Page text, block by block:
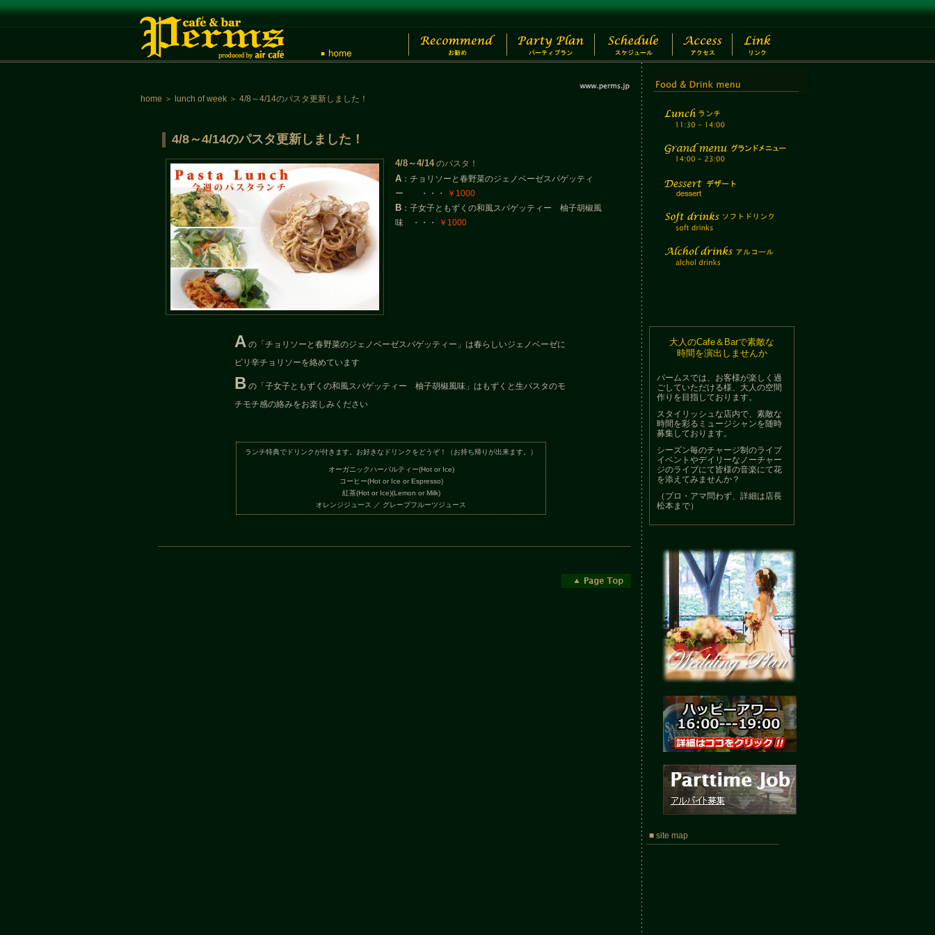
home ＞ lunch of week ＞ 4/8～4/14のパスタ更新しました！
4/8～4/14のパスタ更新しました！
4/8～4/14のパスタ！
A ：チョリソーと春野菜のジェノベーゼスパゲッティ
ー ・・・
￥1000
B ：子女子ともずくの和風スパゲッティー 柚子胡椒風
味 ・・・
￥1000
A の「チョリソーと春野菜のジェノベーゼスパゲッティー」は春らしいジェノベーゼに
ピリ辛チョリソーを絡めています
B の「子女子ともずくの和風スパゲッティー 柚子胡椒風味」はもずくと生パスタのモ
チモチ感の絡みをお楽しみください
ランチ特典でドリンクが付きます。お好きなドリンクをどうぞ！（お持ち帰りが出来ます。）
オーガニックハーバルティー(Hot or Ice)
コーヒー(Hot or Ice or Espresso)
紅茶(Hot or Ice)(Lemon or Milk)
オレンジジュース ／ グレープフルーツジュース
大人のCafe＆Barで素敵な
時間を演出しませんか
パームスでは、お客様が楽しく過
ごしていただける様、大人の空間
作りを目指しております。
スタイリッシュな店内で、素敵な
時間を彩るミュージシャンを随時
募集しております。
シーズン毎のチャージ制のライブ
イベントやデイリーなノーチャー
ジのライブにて皆様の音楽にて花
を添えてみませんか？
（プロ・アマ問わず、詳細は店長
松本まで）
■ site map